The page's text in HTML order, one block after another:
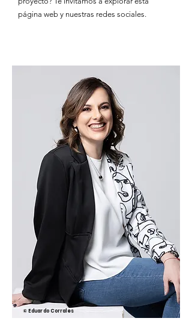
página web y nuestras redes sociales.
© Eduardo Corrales